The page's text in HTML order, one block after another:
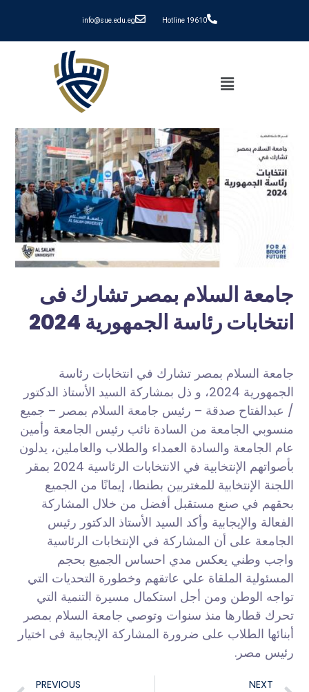
info@sue.edu.eg Hotline 19610
جامعة السلام بمصر تشارك فى
انتخابات رئاسة الجمهورية 2024
جامعة السلام بمصر تشارك في انتخابات رئاسة
الجمهورية 2024، و ذل بمشاركة السيد الأستاذ الدكتور
/ عبدالفتاح صدقة – رئيس جامعة السلام بمصر – جميع
منسوبي الجامعة من السادة نائب رئيس الجامعة وأمين
عام الجامعة والسادة العمداء والطلاب والعاملين، يدلون
بأصواتهم الإنتخابية في الانتخابات الرئاسية 2024 بمقر
اللجنة الإنتخابية للمغتربين بطنطا، إيمانًا من الجميع
بحقهم في صنع مستقبل أفضل من خلال المشاركة
الفعالة والإيجابية وأكد السيد الأستاذ الدكتور رئيس
الجامعة على أن المشاركة في الإنتخابات الرئاسية
واجب وطني يعكس مدي احساس الجميع بحجم
المسئولية الملقاة علي عاتقهم وخطورة التحديات التي
تواجه الوطن ومن أجل استكمال مسيرة التنمية التي
تحرك قطارها منذ سنوات وتوصي جامعة السلام بمصر
أبنائها الطلاب على ضرورة المشاركة الإيجابية فى اختيار
رئيس مصر.
PREVIOUS NEXT